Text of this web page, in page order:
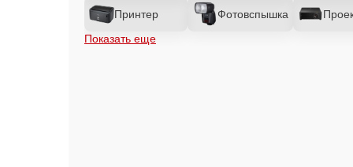
Принтер Фотовспышка
Показать еще